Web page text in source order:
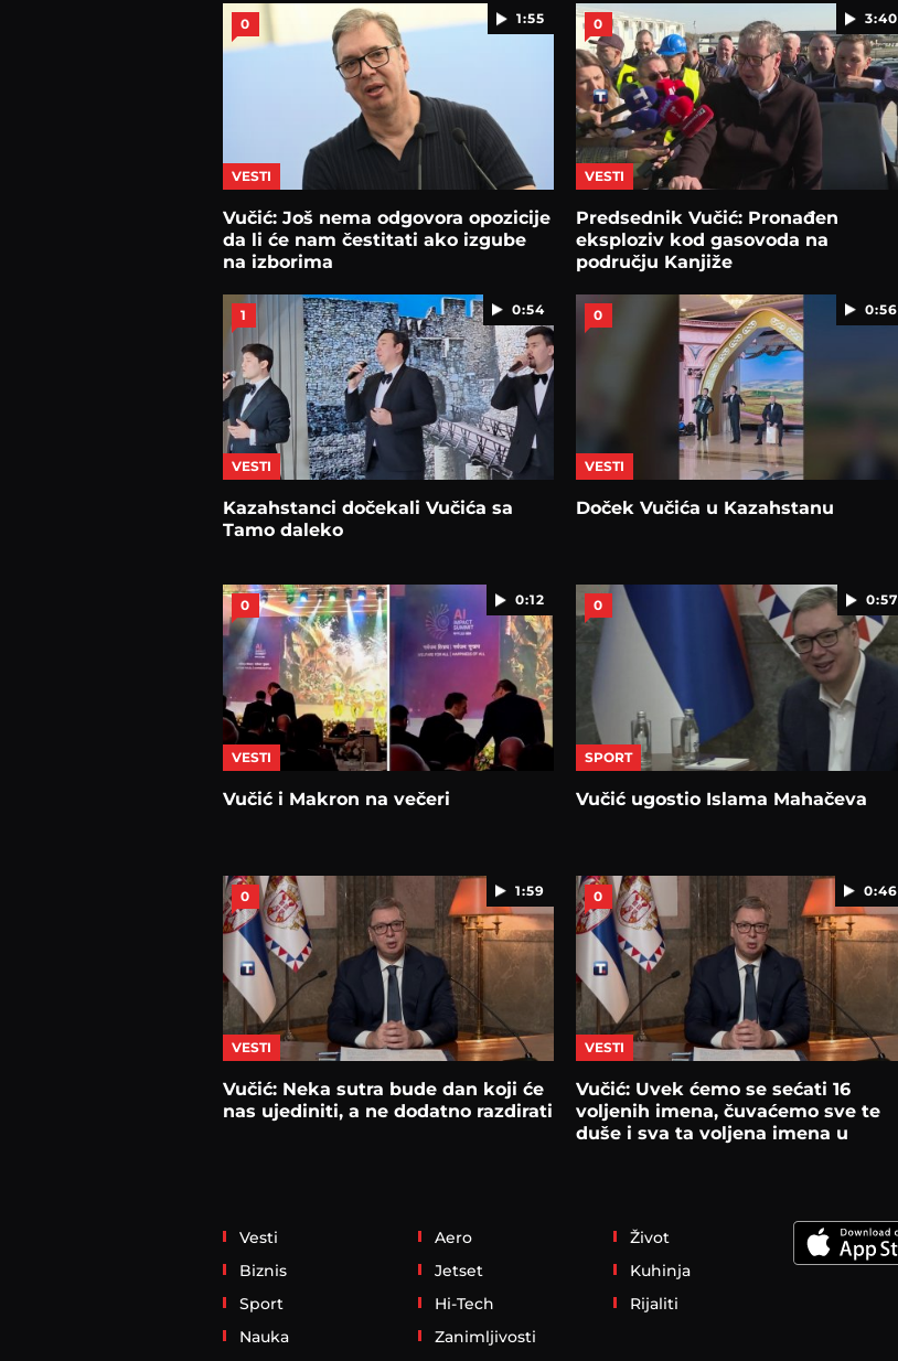
1:55
0
VESTI
Vučić: Još nema odgovora opozicije
da li će nam čestitati ako izgube
na izborima
3:40
0
VESTI
Predsednik Vučić: Pronađen
eksploziv kod gasovoda na
području Kanjiže
0:54
1
VESTI
Kazahstanci dočekali Vučića sa
Tamo daleko
0:56
0
VESTI
Doček Vučića u Kazahstanu
0:12
0
VESTI
Vučić i Makron na večeri
0:57
0
SPORT
Vučić ugostio Islama Mahačeva
1:59
0
VESTI
Vučić: Neka sutra bude dan koji će
nas ujediniti, a ne dodatno razdirati
0:46
0
VESTI
Vučić: Uvek ćemo se sećati 16
voljenih imena, čuvaćemo sve te
duše i sva ta voljena imena u
Vesti
Biznis
Sport
Nauka
Aero
Jetset
Hi-Tech
Zanimljivosti
Život
Kuhinja
Rijaliti